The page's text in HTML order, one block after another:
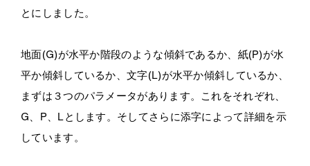
とにしました。
地面(G)が水平か階段のような傾斜であるか、紙(P)が水
平か傾斜しているか、文字(L)が水平か傾斜しているか、
まずは３つのパラメータがあります。これをそれぞれ、
G、 P、 Lとします。そしてさらに添字によって詳細を示
しています。